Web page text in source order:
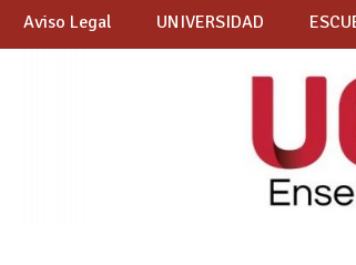
Aviso Legal UNIVERSIDAD